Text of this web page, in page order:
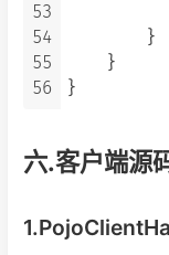
53
54
55
56
        }
    }
六.客户端源